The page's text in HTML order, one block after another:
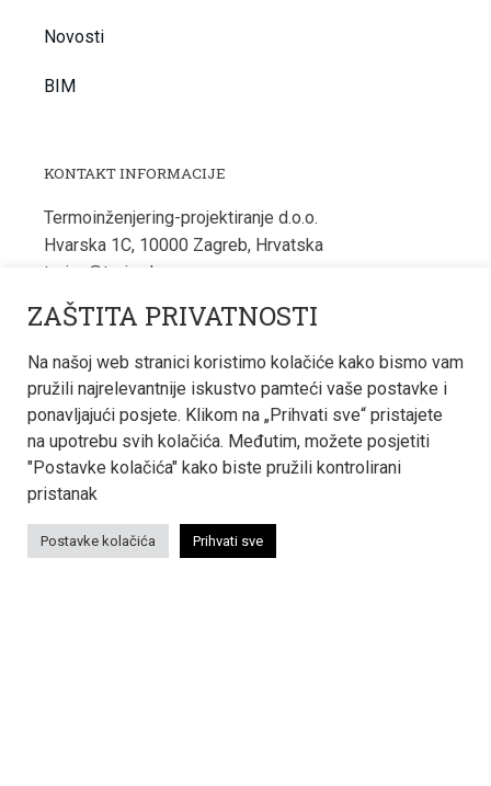
Novosti
BIM
KONTAKT INFORMACIJE
Termoinženjering-projektiranje d.o.o.
Hvarska 1C, 10000 Zagreb, Hrvatska
tering@tering.hr
+385 1 6180 233
PRIJAVI SE NA NEWSLETTER
Za najnovije informacije o našem radu prijavite se na
naš newsletter.
E
ZAŠTITA PRIVATNOSTI
Na našoj web stranici koristimo kolačiće kako bismo vam
pružili najrelevantnije iskustvo pamteći vaše postavke i
ponavljajući posjete. Klikom na „Prihvati sve“ pristajete
na upotrebu svih kolačića. Međutim, možete posjetiti
"Postavke kolačića" kako biste pružili kontrolirani
pristanak
Postavke kolačića Prihvati sve